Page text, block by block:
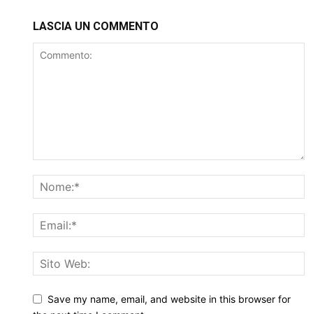
LASCIA UN COMMENTO
Save my name, email, and website in this browser for